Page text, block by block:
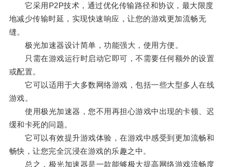
它采用P2P技术，通过优化传输路径和协议，最大限度
地减少传输时延，实现快速响应，让您的游戏更加流畅无
缝。
极光加速器设计简单，功能强大，使用方便。
只需在游戏运行时启动它即可，不需要任何额外的设置
或配置。
它可以适用于大多数网络游戏，包括一些大型多人在线
游戏。
使用极光加速器，您不用再担心游戏中出现的卡顿、迟
缓和卡死的问题。
它可以有效提升游戏体验，在游戏中感受到更加流畅和
畅快，让您完全沉浸在游戏的乐趣之中。
总之，极光加速器是一款能够极大提高网络游戏流畅度